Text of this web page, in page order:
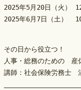
2025年5月20日（火）
2025年6月7日（土）
その日から役立つ！
人事・総務のための　
講師：社会保険労務士　